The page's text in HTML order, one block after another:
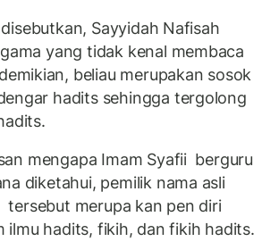
Sayyidah Nafisah
yang tidak kenal membaca
beliau merupakan sosok
hadits sehingga tergolong
mengapa Imam Syafii berguru
diketahui, pemilik nama asli
merupa kan pen diri
ilmu hadits, fikih, dan fikih hadits.